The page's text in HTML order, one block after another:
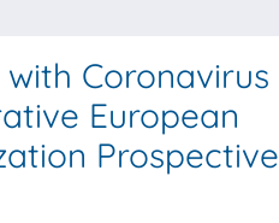
Coronavirus
European
Prospective